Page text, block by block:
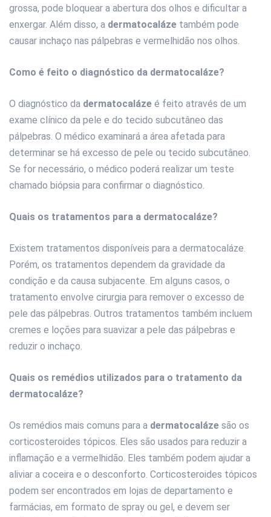
grossa, pode bloquear a abertura dos olhos e dificultar a
enxergar. Além disso, a dermatocaláze também pode
causar inchaço nas pálpebras e vermelhidão nos olhos.
Como é feito o diagnóstico da dermatocaláze?
O diagnóstico da dermatocaláze é feito através de um
exame clínico da pele e do tecido subcutâneo das
pálpebras. O médico examinará a área afetada para
determinar se há excesso de pele ou tecido subcutâneo.
Se for necessário, o médico poderá realizar um teste
chamado biópsia para confirmar o diagnóstico.
Quais os tratamentos para a dermatocaláze?
Existem tratamentos disponíveis para a dermatocaláze.
Porém, os tratamentos dependem da gravidade da
condição e da causa subjacente. Em alguns casos, o
tratamento envolve cirurgia para remover o excesso de
pele das pálpebras. Outros tratamentos também incluem
cremes e loções para suavizar a pele das pálpebras e
reduzir o inchaço.
Quais os remédios utilizados para o tratamento da
dermatocaláze?
Os remédios mais comuns para a dermatocaláze são os
corticosteroides tópicos. Eles são usados ​​para reduzir a
inflamação e a vermelhidão. Eles também podem ajudar a
aliviar a coceira e o desconforto. Corticosteroides tópicos
podem ser encontrados em lojas de departamento e
farmácias, em formato de spray ou gel, e devem ser